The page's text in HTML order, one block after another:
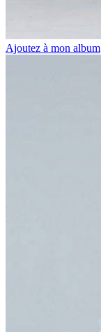
Ajoutez à mon album